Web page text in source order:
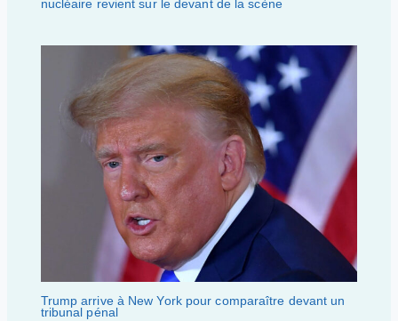
nucléaire revient sur le devant de la scène
Trump arrive à New York pour comparaître devant un
tribunal pénal